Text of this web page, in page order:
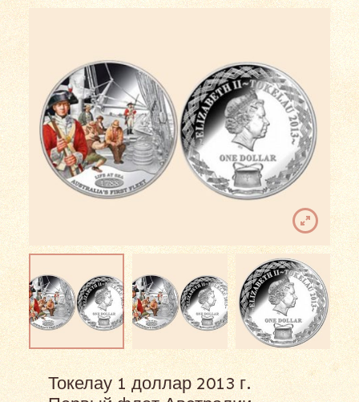
Токелау 1 доллар 2013 г.